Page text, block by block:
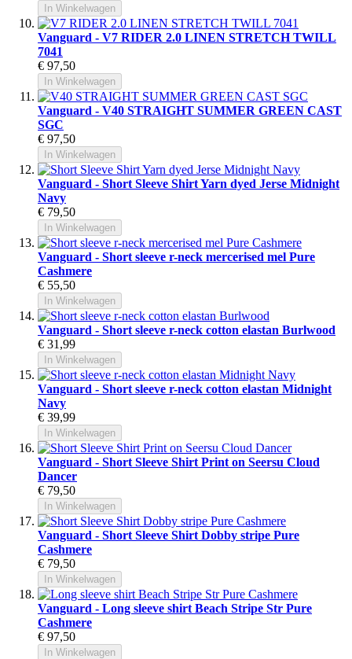
In Winkelwagen
Vanguard - V7 RIDER 2.0 LINEN STRETCH TWILL
7041
€ 97,50
In Winkelwagen
Vanguard - V40 STRAIGHT SUMMER GREEN CAST
SGC
€ 97,50
In Winkelwagen
Vanguard - Short Sleeve Shirt Yarn dyed Jerse Midnight
Navy
€ 79,50
In Winkelwagen
Vanguard - Short sleeve r-neck mercerised mel Pure
Cashmere
€ 55,50
In Winkelwagen
Vanguard - Short sleeve r-neck cotton elastan Burlwood
€ 31,99
In Winkelwagen
Vanguard - Short sleeve r-neck cotton elastan Midnight
Navy
€ 39,99
In Winkelwagen
Vanguard - Short Sleeve Shirt Print on Seersu Cloud
Dancer
€ 79,50
In Winkelwagen
Vanguard - Short Sleeve Shirt Dobby stripe Pure
Cashmere
€ 79,50
In Winkelwagen
Vanguard - Long sleeve shirt Beach Stripe Str Pure
Cashmere
€ 97,50
In Winkelwagen